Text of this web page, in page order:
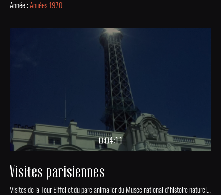
Année :Années 1970
0:04:11
Visites parisiennes
Visites de la Tour Eiffel et du parc animalier du Musée national d'histoire naturelle de Paris lors du séjour à Choisy-le-Roi des jeunes du centre aéré de Saint-Junien en 1982. Film issu de la collection numérisée des Archives Municipales de St-Junien.